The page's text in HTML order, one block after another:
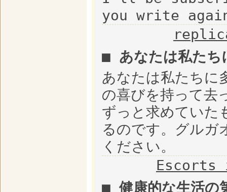
you write
■ あなたは私たち
あなたは私たちに
の喜びを持って去
ずっと求めていた
るのです。グルガ
ください。
Escorts
■ 健康的な生活の